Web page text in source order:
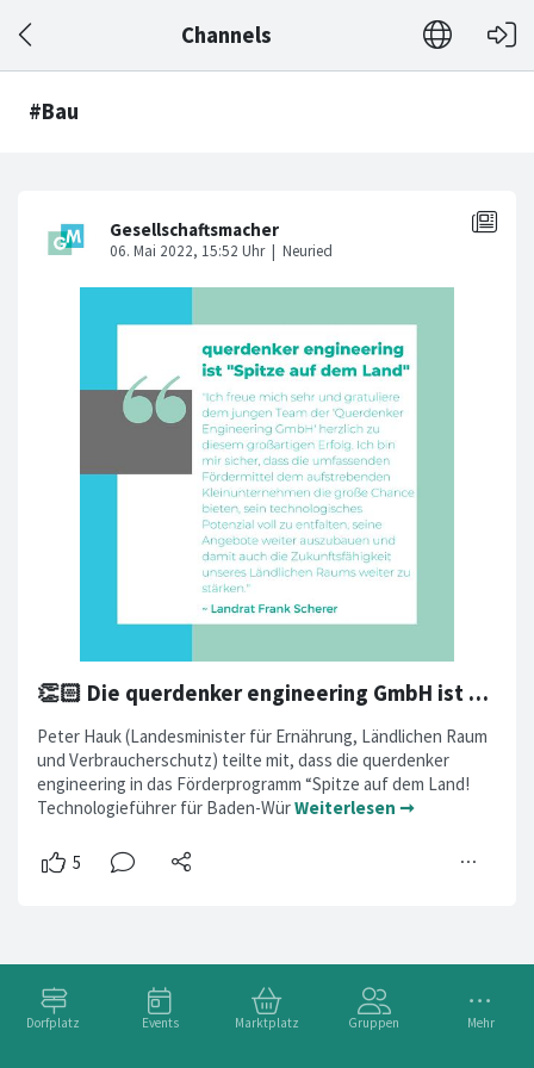
Channels
Dorfplatz Events Marktplatz Gruppen Mehr
#Bau
👏🏻 Die querdenker engineering GmbH ist “Spitze auf dem Land” 👏🏻
Peter Hauk (Landesminister für Ernährung, Ländlichen Raum
und Verbraucherschutz) teilte mit, dass die querdenker
engineering in das Förderprogramm “Spitze auf dem Land!
Technologieführer für Baden-WürWeiterlesen ➞